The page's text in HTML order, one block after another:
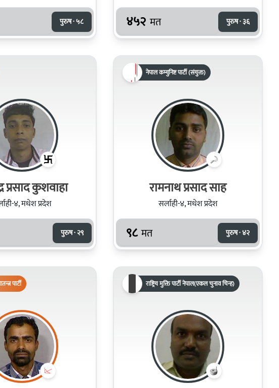
पुरुष · ५८ ४५२ मत पुरुष · ३६
प्रसाद कुशवाहा
४, मधेश प्रदेश
पुरुष · २९
नेपाल कम्युनिष्ट पार्टी (संयुक्त)
रामनाथ प्रसाद साह
सर्लाही-४, मधेश प्रदेश
९८ मत पुरुष · ४२
पार्टी राष्ट्रिय मुक्ति पार्टी नेपाल(एकल चुनाव चिन्ह)